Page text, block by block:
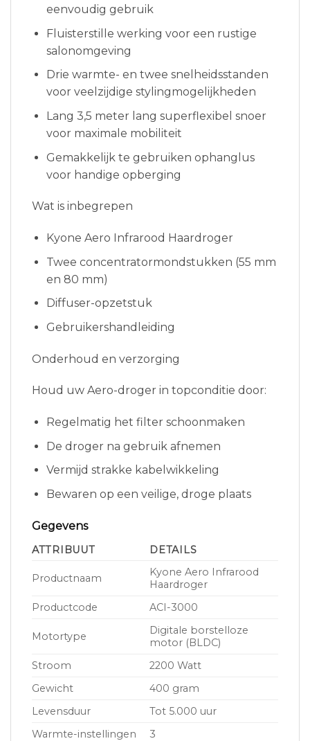
eenvoudig gebruik
Fluisterstille werking voor een rustige
salonomgeving
Drie warmte- en twee snelheidsstanden
voor veelzijdige stylingmogelijkheden
Lang 3,5 meter lang superflexibel snoer
voor maximale mobiliteit
Gemakkelijk te gebruiken ophanglus
voor handige opberging
Wat is inbegrepen
Kyone Aero Infrarood Haardroger
Twee concentratormondstukken (55 mm
en 80 mm)
Diffuser-opzetstuk
Gebruikershandleiding
Onderhoud en verzorging
Houd uw Aero-droger in topconditie door:
Regelmatig het filter schoonmaken
De droger na gebruik afnemen
Vermijd strakke kabelwikkeling
Bewaren op een veilige, droge plaats
Gegevens
ATTRIBUUT DETAILS
Productnaam
Kyone Aero Infrarood
Haardroger
Productcode
ACI-3000
Motortype
Digitale borstelloze
motor (BLDC)
Stroom
2200 Watt
Gewicht
400 gram
Levensduur
Tot 5.000 uur
Warmte-instellingen
3